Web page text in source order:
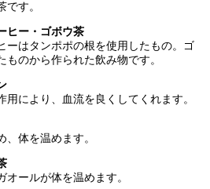
す。
ヒー・ゴボウ茶
ーはタンポポの根を使用したもの。ゴ
のから作られた飲み物です。
により、血流を良くしてくれます。
体を温めます。
ールが体を温めます。